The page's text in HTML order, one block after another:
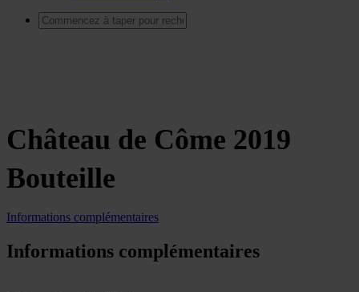
Château de Côme 2019
Bouteille
Informations complémentaires
Informations complémentaires